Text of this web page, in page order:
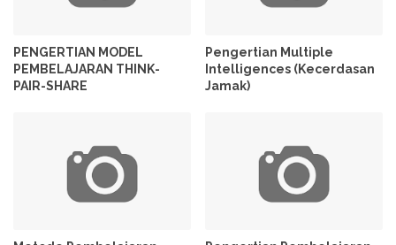
PENGERTIAN MODEL
PEMBELAJARAN THINK-
PAIR-SHARE
Pengertian Multiple
Intelligences (Kecerdasan
Jamak)